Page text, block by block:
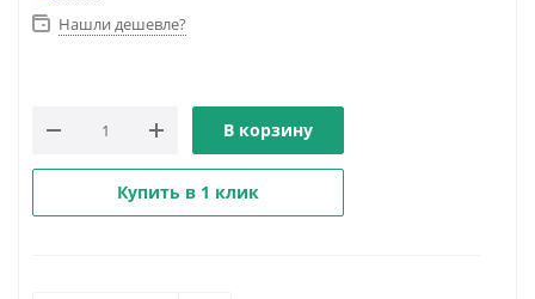
Нашли дешевле?
В корзину
Купить в 1 клик